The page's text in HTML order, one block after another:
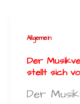
Allgemein
Der
stellt sich
Der